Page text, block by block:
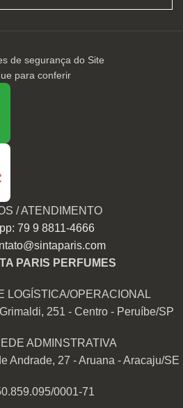
de segurança do Site
para conferir
/ ATENDIMENTO
79 9 8811-4666
PARIS PERFUMES
LOGÍSTICA/OPERACIONAL
251 - Centro - Peruíbe/SP
ADMINSTRATIVA
Andrade, 27 - Aruana - Aracaju/SE
0001-71